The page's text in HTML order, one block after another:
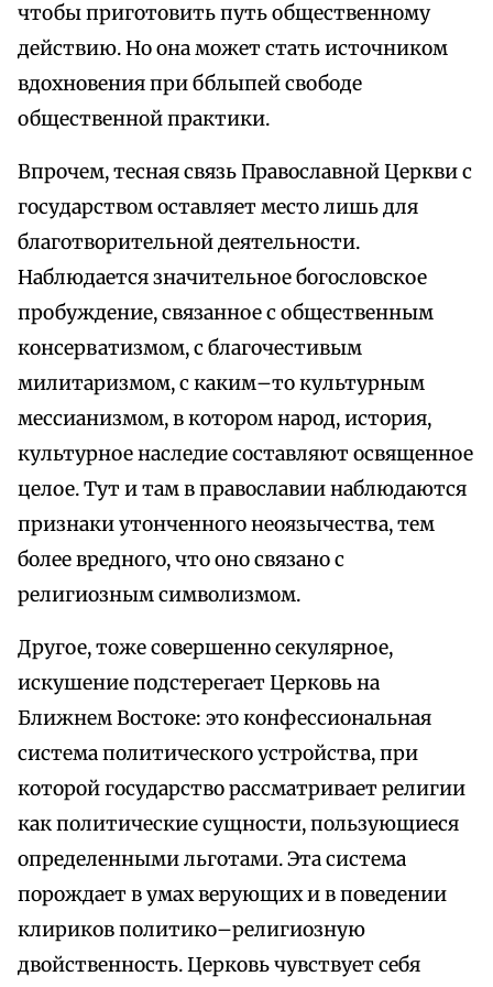
чтобы приготовить путь общественному
действию. Но она может стать источником
вдохновения при бблыпей свободе
общественной практики.
Впрочем, тесная связь Православной Церкви с
государством оставляет место лишь для
благотворительной деятельности.
Наблюдается значительное богословское
пробуждение, связанное с общественным
консерватизмом, с благочестивым
милитаризмом, с каким–то культурным
мессианизмом, в котором народ, история,
культурное наследие составляют освященное
целое. Тут и там в православии наблюдаются
признаки утонченного неоязычества, тем
более вредного, что оно связано с
религиозным символизмом.
Другое, тоже совершенно секулярное,
искушение подстерегает Церковь на
Ближнем Востоке: это конфессиональная
система политического устройства, при
которой государство рассматривает религии
как политические сущности, пользующиеся
определенными льготами. Эта система
порождает в умах верующих и в поведении
клириков политико–религиозную
двойственность. Церковь чувствует себя